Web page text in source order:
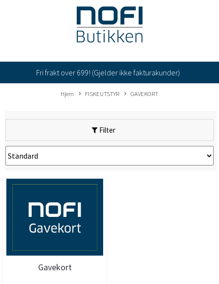
Fri frakt over 699! (Gjelder ikke fakturakunder)
Hjem FISKEUTSTYR GAVEKORT
Filter
Gavekort